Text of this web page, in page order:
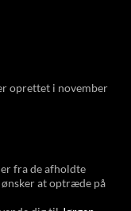
oprettet i november
fra de afholdte
ønsker at optræde på